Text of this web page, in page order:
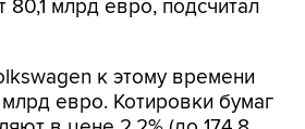
млрд евро, подсчитал
к этому времени
евро. Котировки бумаг